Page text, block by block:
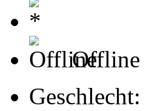
Offline
Geschlecht: